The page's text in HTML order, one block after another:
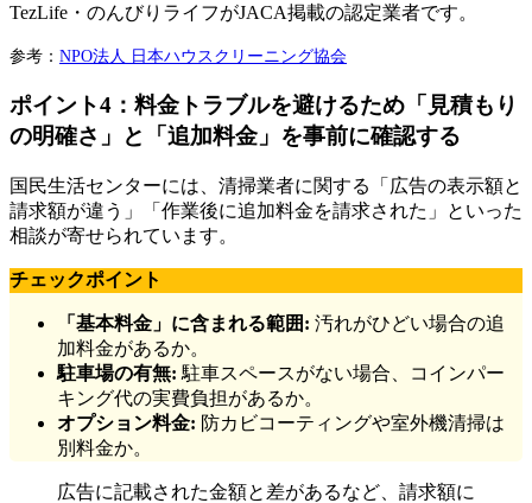
TezLife・のんびりライフがJACA掲載の認定業者です。
参考： NPO法人 日本ハウスクリーニング協会
ポイント4：料金トラブルを避けるため「見積もり
の明確さ」と「追加料金」を事前に確認する
国民生活センターには、清掃業者に関する「広告の表示額と
請求額が違う」「作業後に追加料金を請求された」といった
相談が寄せられています。
チェックポイント
「基本料金」に含まれる範囲: 汚れがひどい場合の追
加料金があるか。
駐車場の有無: 駐車スペースがない場合、コインパー
キング代の実費負担があるか。
オプション料金: 防カビコーティングや室外機清掃は
別料金か。
広告に記載された金額と差があるなど、請求額に